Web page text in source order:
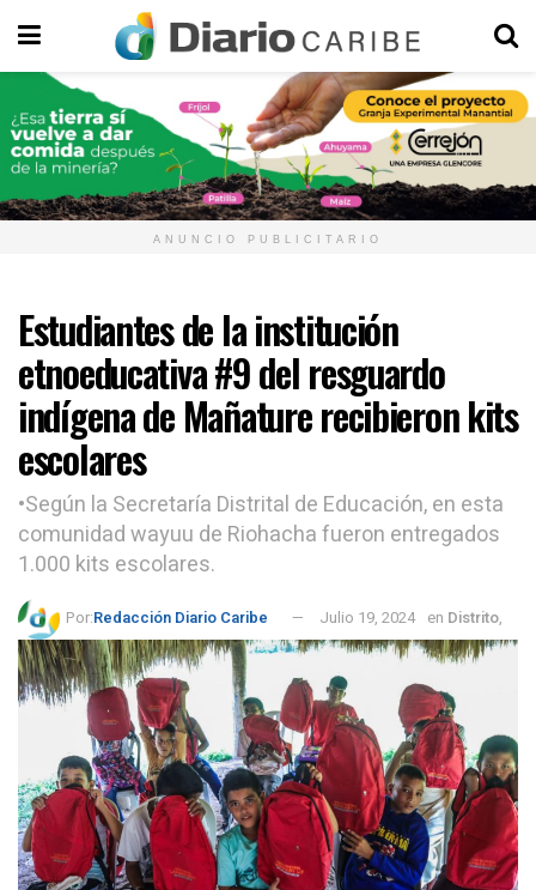
ANUNCIO PUBLICITARIO
Estudiantes de la institución
etnoeducativa #9 del resguardo
indígena de Mañature recibieron kits
escolares
•Según la Secretaría Distrital de Educación, en esta
comunidad wayuu de Riohacha fueron entregados
1.000 kits escolares.
Por:Redacción Diario Caribe Julio 19, 2024 en Distrito,